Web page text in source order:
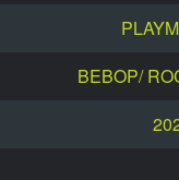
BEBOP/